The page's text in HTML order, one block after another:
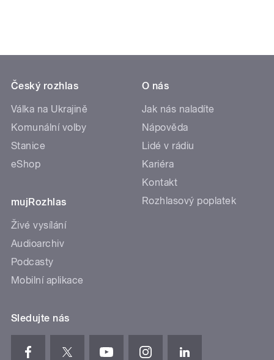
Český rozhlas
Válka na Ukrajině
Komunální volby
Stanice
eShop
mujRozhlas
Živé vysílání
Audioarchiv
Podcasty
Mobilní aplikace
O nás
Jak nás naladíte
Nápověda
Lidé v rádiu
Kariéra
Kontakt
Rozhlasový poplatek
Sledujte nás